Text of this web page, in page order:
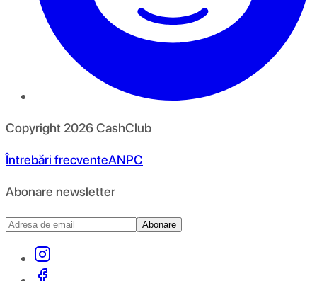
Copyright 2026CashClub
Întrebări frecventeANPC
Abonare newsletter
Abonare